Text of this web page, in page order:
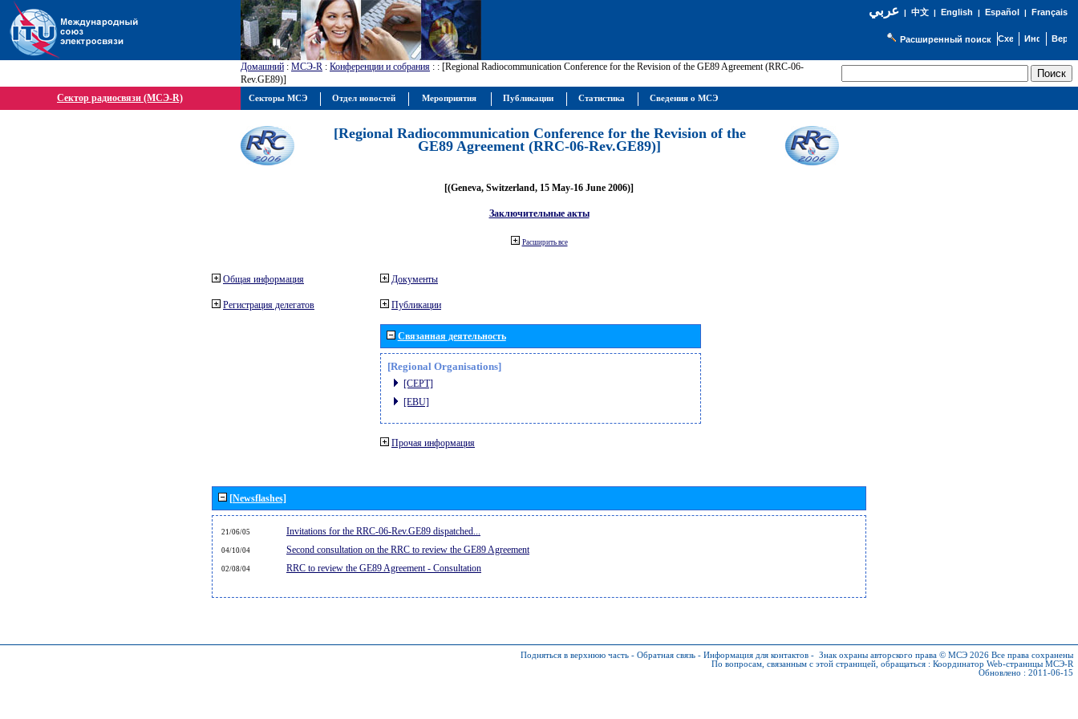
عربي| 中文| English | Español | Français
Расширенный поиск
Домашний : МСЭ-R : Конференции и собрания : : [Regional Radiocommunication Conference for the Revision of the GE89 Agreement (RRC-06-
Rev.GE89)]
Сектор радиосвязи (МСЭ-R)
[Regional Radiocommunication Conference for the Revision of the
GE89 Agreement (RRC-06-Rev.GE89)]
[(Geneva, Switzerland, 15 May-16 June 2006)]
Заключительные акты
Расширить все
Общая информация
Регистрация делегатов
Документы
Публикации
Связанная деятельность
[Regional Organisations]
[CEPT]
[EBU]
Прочая информация
[Newsflashes]
21/06/05 Invitations for the RRC-06-Rev.GE89 dispatched...
04/10/04 Second consultation on the RRC to review the GE89 Agreement
02/08/04 RRC to review the GE89 Agreement - Consultation
Подняться в верхнюю часть - Обратная связь - Информация для контактов - Знак охраны авторского права © МСЭ 2026 Все права сохранены
По вопросам, связанным с этой страницей, обращаться : Координатор Web-страницы МСЭ-R
Обновлено : 2011-06-15
Секторы МСЭ Отдел новостей Мероприятия Публикации Статистика Сведения о МСЭ